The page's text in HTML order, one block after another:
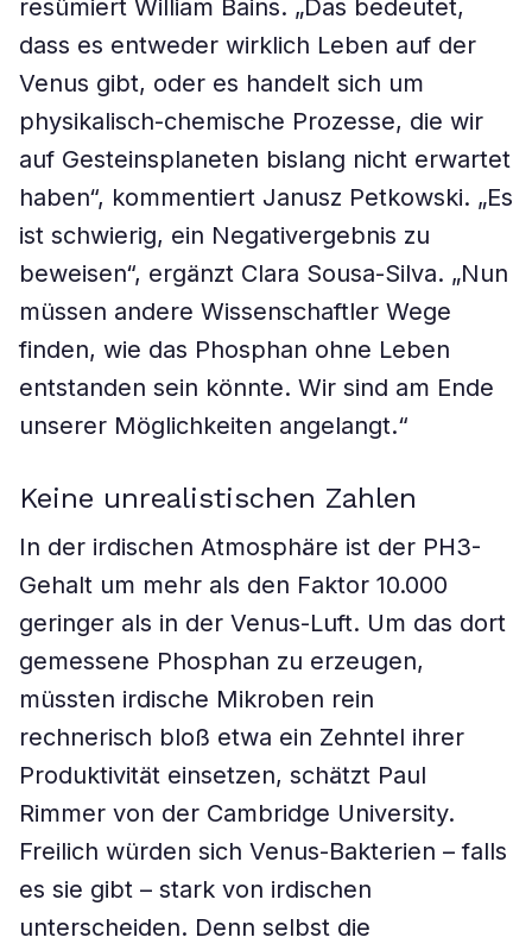
resümiert William Bains. „Das bedeutet,
dass es entweder wirklich Leben auf der
Venus gibt, oder es handelt sich um
physikalisch-chemische Prozesse, die wir
auf Gesteinsplaneten bislang nicht erwartet
haben“, kommentiert Janusz Petkowski. „Es
ist schwierig, ein Negativergebnis zu
beweisen“, ergänzt Clara Sousa-Silva. „Nun
müssen andere Wissenschaftler Wege
finden, wie das Phosphan ohne Leben
entstanden sein könnte. Wir sind am Ende
unserer Möglichkeiten angelangt.“
Keine unrealistischen Zahlen
In der irdischen Atmosphäre ist der PH3-
Gehalt um mehr als den Faktor 10.000
geringer als in der Venus-Luft. Um das dort
gemessene Phosphan zu erzeugen,
müssten irdische Mikroben rein
rechnerisch bloß etwa ein Zehntel ihrer
Produktivität einsetzen, schätzt Paul
Rimmer von der Cambridge University.
Freilich würden sich Venus-Bakterien – falls
es sie gibt – stark von irdischen
unterscheiden. Denn selbst die